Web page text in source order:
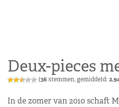
Deux-pieces
(36stemmen, gemiddeld:
In de zomer van 2010 schaft